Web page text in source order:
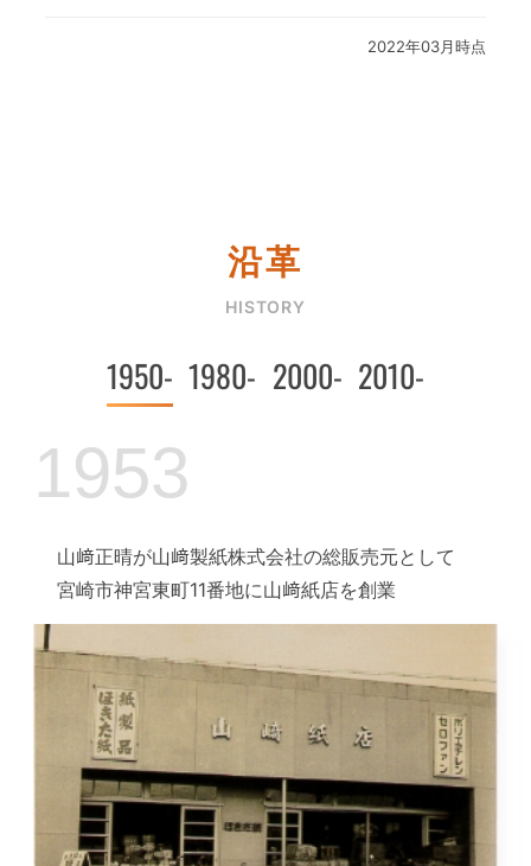
2022年03月時点
沿革
HISTORY
1950- 1980- 2000- 2010-
1953
山﨑正晴が山﨑製紙株式会社の総販売元として
宮崎市神宮東町11番地に山﨑紙店を創業